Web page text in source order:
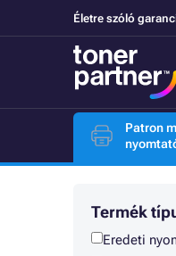
Életre szóló
Patron
Termék
Eredeti